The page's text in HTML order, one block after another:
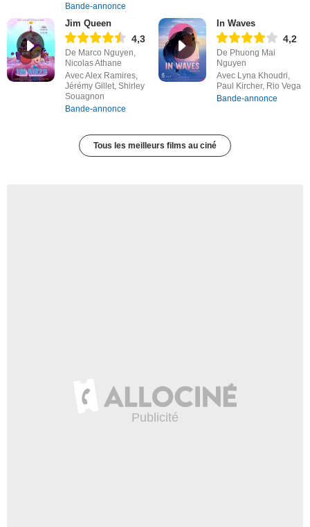
Bande-annonce
Jim Queen
4,3
De Marco Nguyen,
Nicolas Athane
Avec Alex Ramires,
Jérémy Gillet, Shirley
Souagnon
Bande-annonce
In Waves
4,2
De Phuong Mai
Nguyen
Avec Lyna Khoudri,
Paul Kircher, Rio Vega
Bande-annonce
Tous les meilleurs films au ciné